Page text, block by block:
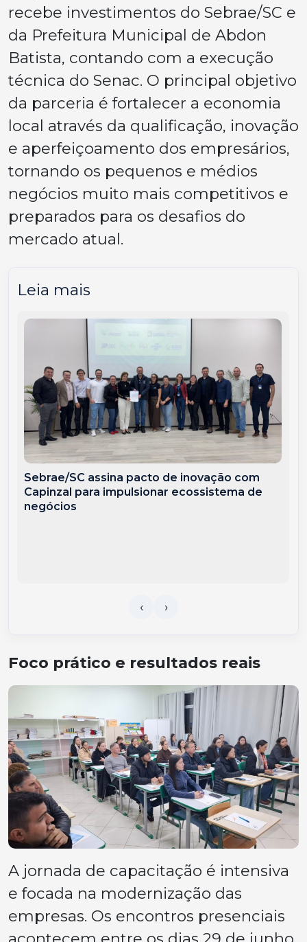
recebe investimentos do Sebrae/SC e
da Prefeitura Municipal de Abdon
Batista, contando com a execução
técnica do Senac. O principal objetivo
da parceria é fortalecer a economia
local através da qualificação, inovação
e aperfeiçoamento dos empresários,
tornando os pequenos e médios
negócios muito mais competitivos e
preparados para os desafios do
mercado atual.
Leia mais
Sebrae/SC assina pacto de inovação com
Capinzal para impulsionar ecossistema de
negócios
Foco prático e resultados reais
A jornada de capacitação é intensiva
e focada na modernização das
empresas. Os encontros presenciais